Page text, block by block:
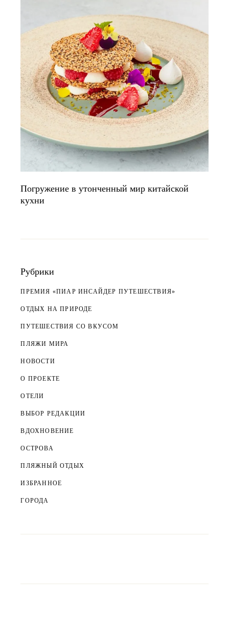
Погружение в утонченный мир китайской
кухни
Рубрики
ПРЕМИЯ «ПИАР ИНСАЙДЕР ПУТЕШЕСТВИЯ»
ОТДЫХ НА ПРИРОДЕ
ПУТЕШЕСТВИЯ СО ВКУСОМ
ПЛЯЖИ МИРА
НОВОСТИ
О ПРОЕКТЕ
ОТЕЛИ
ВЫБОР РЕДАКЦИИ
ВДОХНОВЕНИЕ
ОСТРОВА
ПЛЯЖНЫЙ ОТДЫХ
ИЗБРАННОЕ
ГОРОДА